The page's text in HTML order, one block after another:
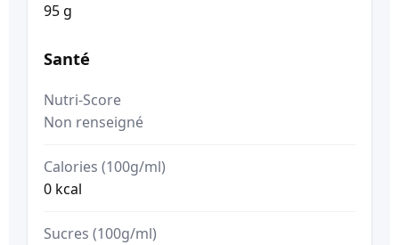
95 g
Santé
Nutri-Score
Non renseigné
Calories (100g/ml)
0 kcal
Sucres (100g/ml)